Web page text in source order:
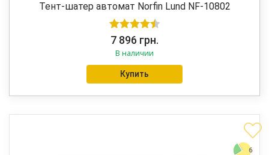
Тент-шатер автомат Norfin Lund NF-10802
Оценка
4.50из 5
7 896 грн.
В наличии
Купить